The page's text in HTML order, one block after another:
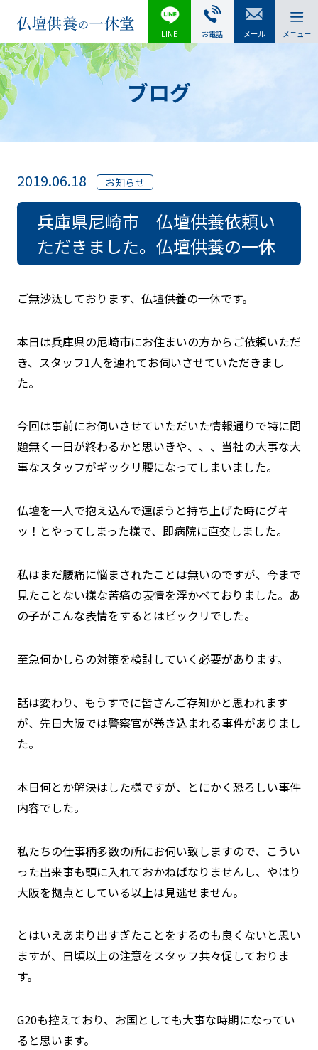
LINE お電話 メール メニュー
ブログ
2019.06.18 お知らせ
兵庫県尼崎市 仏壇供養依頼い
ただきました。仏壇供養の一休
ご無沙汰しております、仏壇供養の一休です。
本日は兵庫県の尼崎市にお住まいの方からご依頼いただ
き、スタッフ1人を連れてお伺いさせていただきまし
た。
今回は事前にお伺いさせていただいた情報通りで特に問
題無く一日が終わるかと思いきや、、、当社の大事な大
事なスタッフがギックリ腰になってしまいました。
仏壇を一人で抱え込んで運ぼうと持ち上げた時にグキ
ッ！とやってしまった様で、即病院に直交しました。
私はまだ腰痛に悩まされたことは無いのですが、今まで
見たことない様な苦痛の表情を浮かべておりました。あ
の子がこんな表情をするとはビックリでした。
至急何かしらの対策を検討していく必要があります。
話は変わり、もうすでに皆さんご存知かと思われます
が、先日大阪では警察官が巻き込まれる事件がありまし
た。
本日何とか解決はした様ですが、とにかく恐ろしい事件
内容でした。
私たちの仕事柄多数の所にお伺い致しますので、こうい
った出来事も頭に入れておかねばなりませんし、やはり
大阪を拠点としている以上は見逃せません。
とはいえあまり出すぎたことをするのも良くないと思い
ますが、日頃以上の注意をスタッフ共々促しておりま
す。
G20も控えており、お国としても大事な時期になってい
ると思います。